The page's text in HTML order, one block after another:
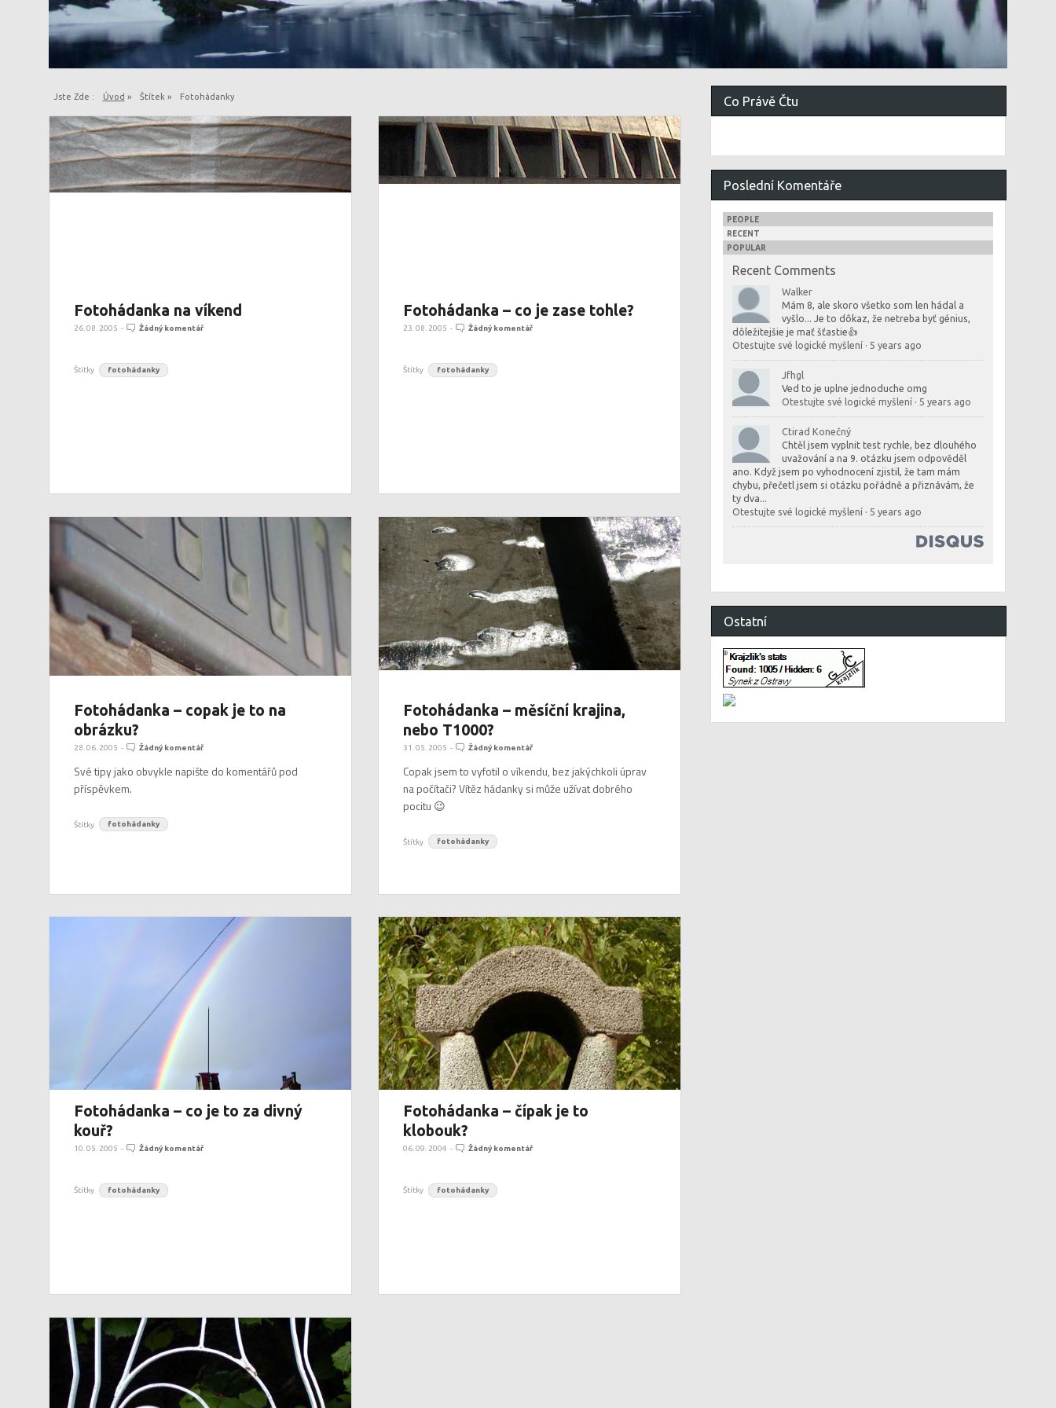
Jste Zde : Úvod » Štítek » Fotohádanky
Fotohádanka na víkend
26. 08. 2005 - Žádný komentář
Štítky fotohádanky
Fotohádanka – co je zase tohle?
23. 08. 2005 - Žádný komentář
Štítky fotohádanky
Fotohádanka – copak je to na
obrázku?
28. 06. 2005 - Žádný komentář
Své tipy jako obvykle napište do komentářů pod
příspěvkem.
Štítky fotohádanky
Fotohádanka – měsíční krajina,
nebo T1000?
31. 05. 2005 - Žádný komentář
Copak jsem to vyfotil o víkendu, bez jakýchkoli úprav
na počítači? Vítěz hádanky si může užívat dobrého
pocitu 😉
Štítky fotohádanky
Fotohádanka – co je to za divný
kouř?
10. 05. 2005 - Žádný komentář
Štítky fotohádanky
Fotohádanka – čípak je to
klobouk?
06. 09. 2004 - Žádný komentář
Štítky fotohádanky
Co Právě Čtu
Poslední Komentáře
PEOPLE
RECENT
POPULAR
Recent Comments
Walker
Mám 8, ale skoro všetko som len hádal a
vyšlo... Je to dôkaz, že netreba byť génius,
dôležitejšie je mať šťastie👍
Otestujte své logické myšlení· 5 years ago
Jfhgl
Ved to je uplne jednoduche omg
Otestujte své logické myšlení· 5 years ago
Ctirad Konečný
Chtěl jsem vyplnit test rychle, bez dlouhého
uvažování a na 9. otázku jsem odpověděl
ano. Když jsem po vyhodnocení zjistil, že tam mám
chybu, přečetl jsem si otázku pořádně a přiznávám, že
ty dva...
Otestujte své logické myšlení· 5 years ago
Ostatní